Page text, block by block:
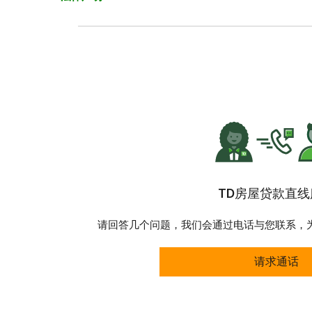
TD房屋贷款直
请回答几个问题，我们会通过电话与您联系，
请求通话